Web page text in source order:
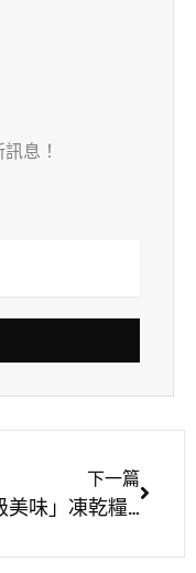
息！
下一篇
「超級美味」凍乾糧，讓萌寵凍未條!